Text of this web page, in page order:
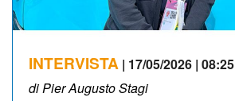
INTERVISTA | 17/05/2026 | 08:25
di Pier Augusto Stagi